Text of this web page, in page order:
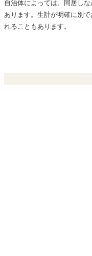
自治体によっては、同居し
あります。生計が明確に別
れることもあります。